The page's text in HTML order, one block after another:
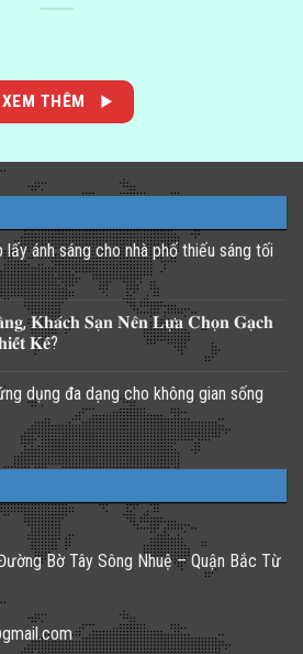
XEM THÊM
lấy ánh sáng cho nhà phố thiếu sáng tối
𝐊𝐡𝐚́𝐜𝐡 𝐒𝐚̣𝐧 𝐍𝐞̂𝐧 𝐋𝐮̛̣𝐚 𝐂𝐡𝐨̣𝐧 𝐆𝐚̣𝐜𝐡
𝐊𝐞̂́?
dụng đa dạng cho không gian sống
Bờ Tây Sông Nhuệ – Quận Bắc Từ